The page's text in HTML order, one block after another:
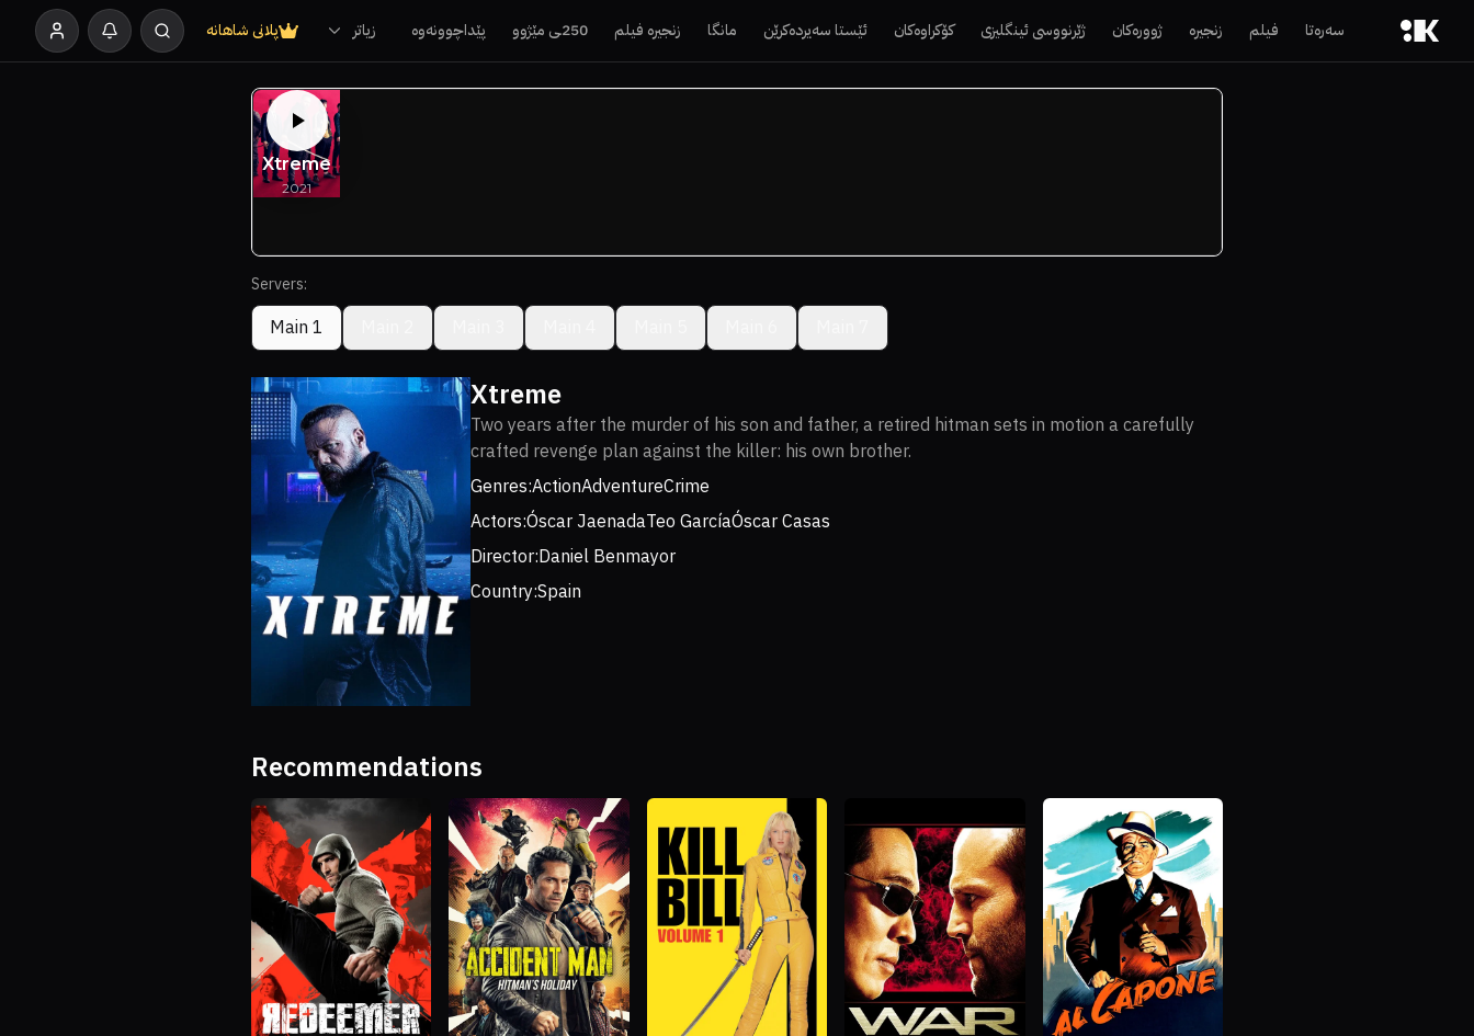
سەرەتا فیلم زنجیرە ژوورەکان ژێرنووسی ئینگلیزی کۆکراوەکان ئێستا سەیردەکرێن مانگا زنجیرە فیلم 250ـی مێژوو پێداچوونەوە زیاتر پلانی شاهانە
Servers:
Main 1
Xtreme
Two years after the murder of his son and father, a retired hitman sets in motion a carefully
crafted revenge plan against the killer: his own brother.
Genres:ActionAdventureCrime
Actors:Óscar JaenadaTeo GarcíaÓscar Casas
Director:Daniel Benmayor
Country:Spain
Recommendations